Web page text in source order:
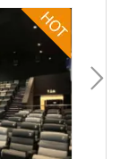
下一頁